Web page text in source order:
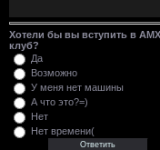
Хотели бы вы вступить в
клуб?
Да
Возможно
У меня нет машины
А что это?=)
Нет
Нет времени(